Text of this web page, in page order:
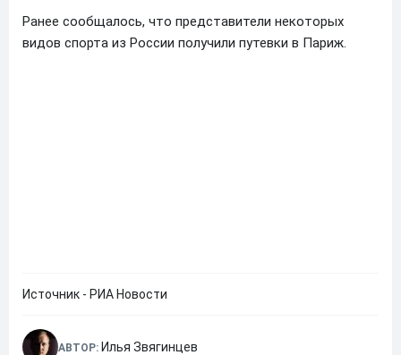
Ранее сообщалось, что представители некоторых
видов спорта из России получили путевки в Париж.
Источник - РИА Новости
АВТОР: Илья Звягинцев